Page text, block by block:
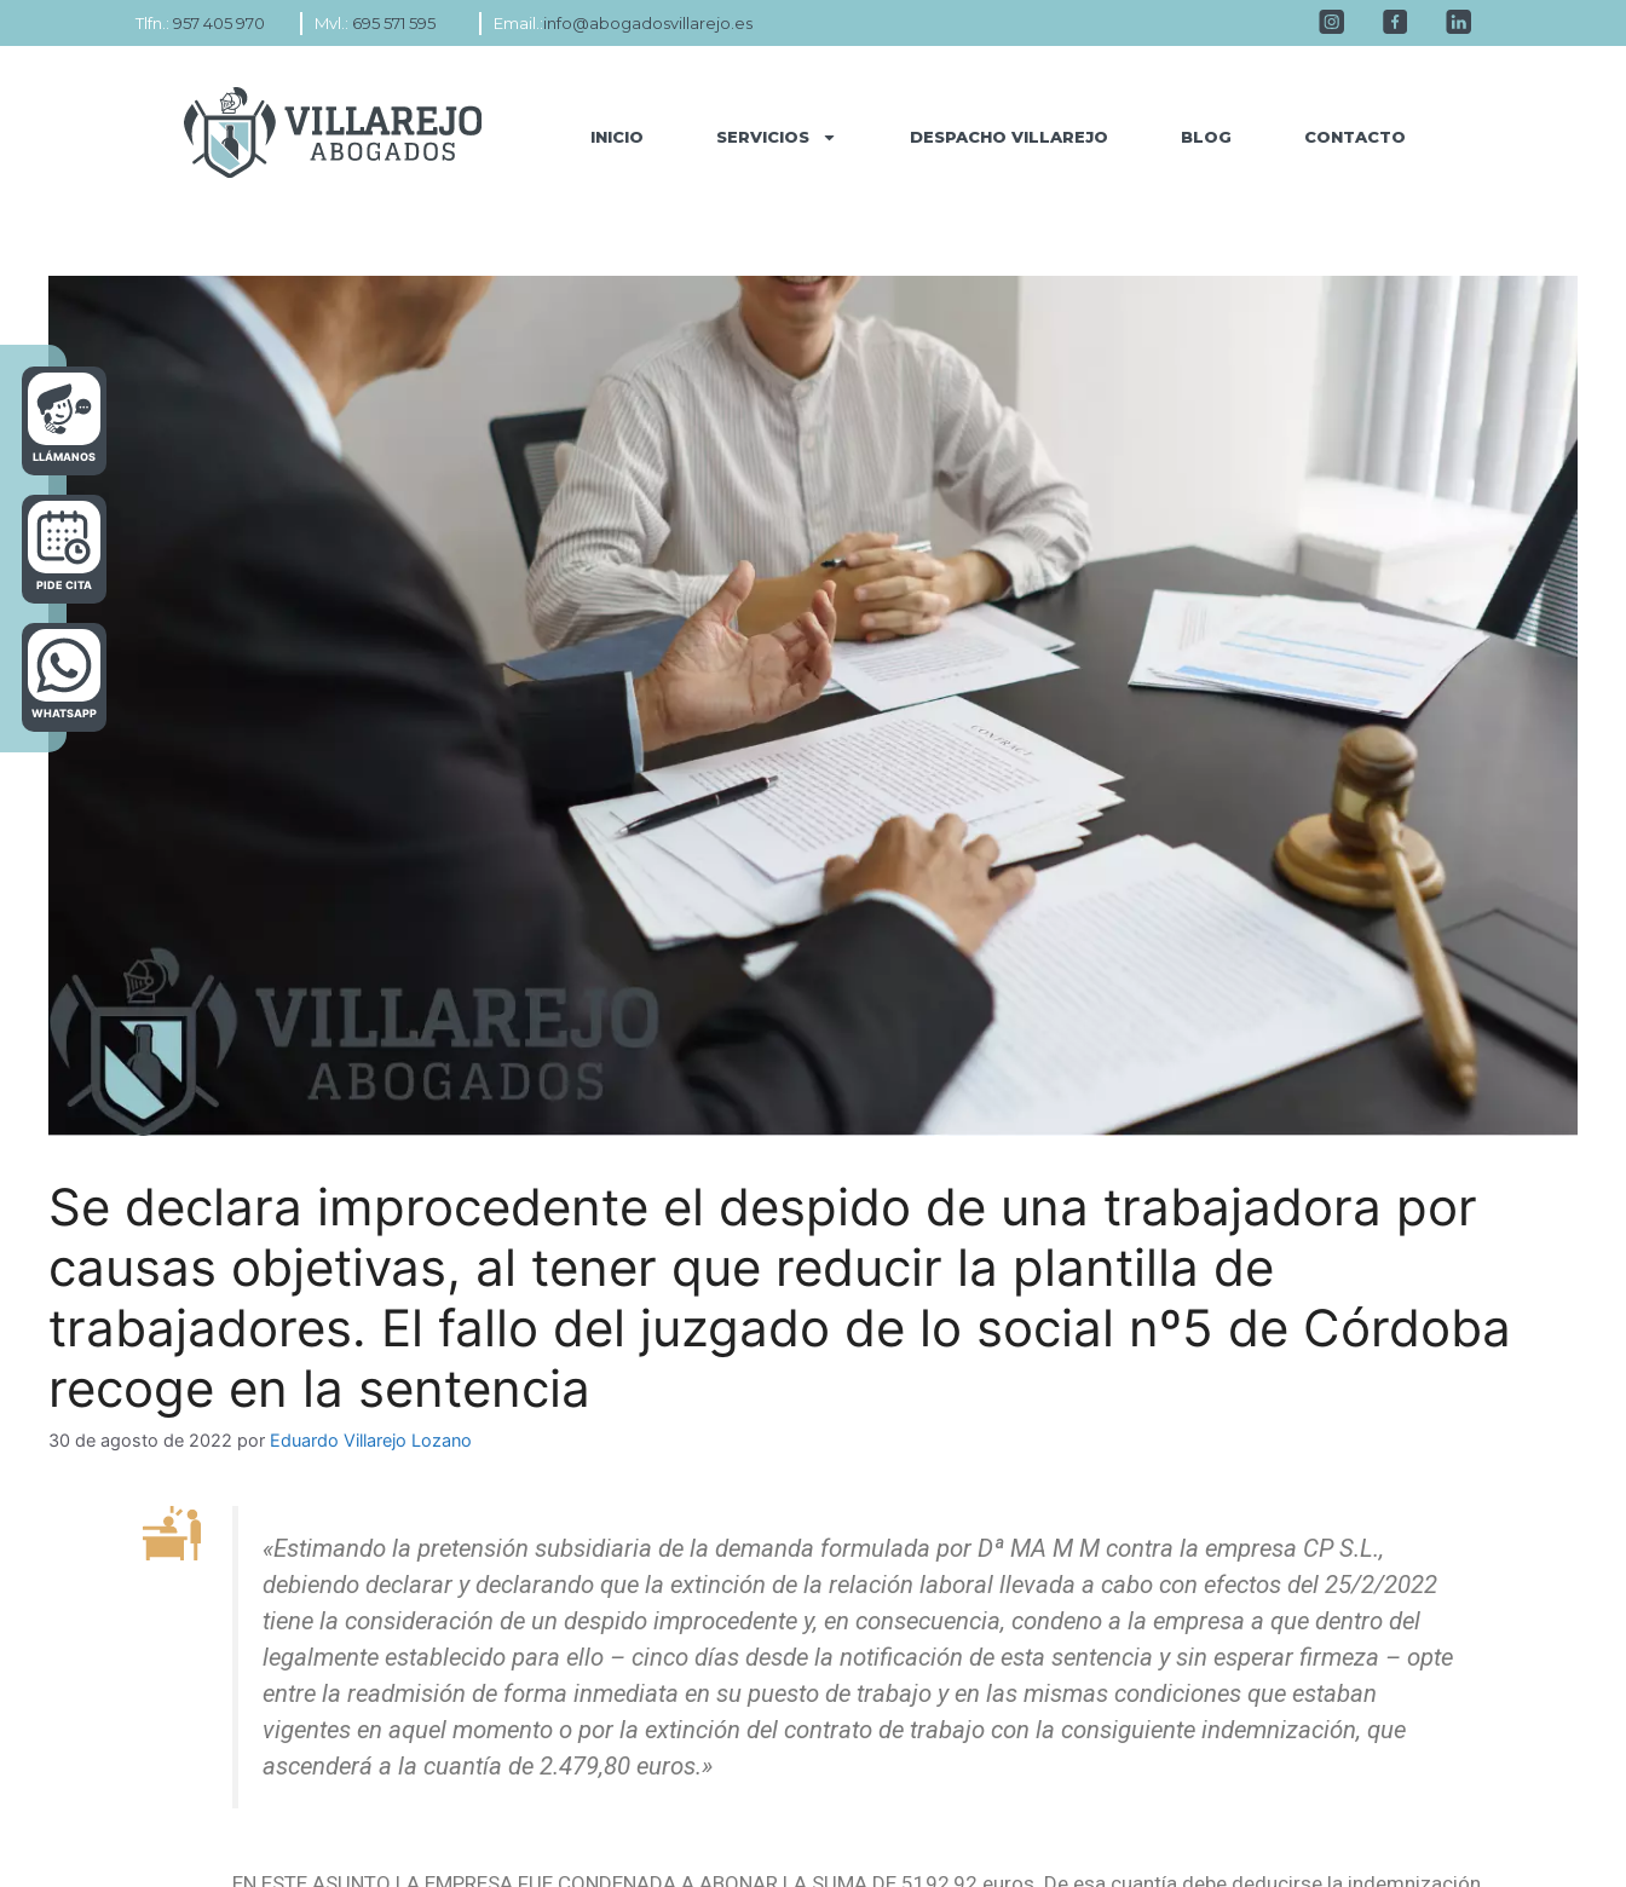
LLÁMANOS
PIDE CITA
WHATSAPP
Tlfn.: 957 405 970 Mvl.: 695 571 595 Email.:info@abogadosvillarejo.es
INICIO SERVICIOS DESPACHO VILLAREJO BLOG CONTACTO
Se declara improcedente el despido de una trabajadora por
causas objetivas, al tener que reducir la plantilla de
trabajadores. El fallo del juzgado de lo social nº5 de Córdoba
recoge en la sentencia
30 de agosto de 2022 por Eduardo Villarejo Lozano
«Estimando la pretensión subsidiaria de la demanda formulada por Dª MA M M contra la empresa CP S.L.,
debiendo declarar y declarando que la extinción de la relación laboral llevada a cabo con efectos del 25/2/2022
tiene la consideración de un despido improcedente y, en consecuencia, condeno a la empresa a que dentro del
legalmente establecido para ello – cinco días desde la notificación de esta sentencia y sin esperar firmeza – opte
entre la readmisión de forma inmediata en su puesto de trabajo y en las mismas condiciones que estaban
vigentes en aquel momento o por la extinción del contrato de trabajo con la consiguiente indemnización, que
ascenderá a la cuantía de 2.479,80 euros.»